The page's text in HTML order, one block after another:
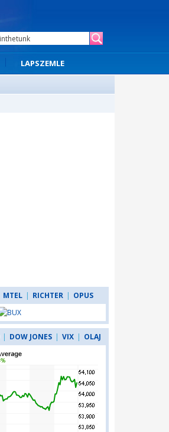
LAPSZEMLE
MTEL | RICHTER | OPUS
| DOW JONES | VIX | OLAJ